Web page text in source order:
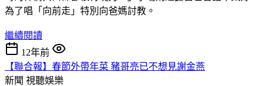
為了唱「向前走」特別向爸媽討教。
繼續閱讀
12年前
【聯合報】春節外帶年菜 豬哥亮已不想見謝金燕
新聞 視聽娛樂